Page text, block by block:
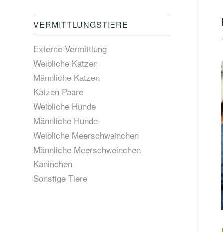
VERMITTLUNGSTIERE
Externe Vermittlung
Weibliche Katzen
Männliche Katzen
Katzen Paare
Weibliche Hunde
Männliche Hunde
Weibliche Meerschweinchen
Männliche Meerschweinchen
Kaninchen
Sonstige Tiere